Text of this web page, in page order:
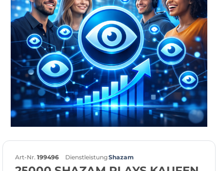
Art-Nr. 199496 DienstleistungShazam